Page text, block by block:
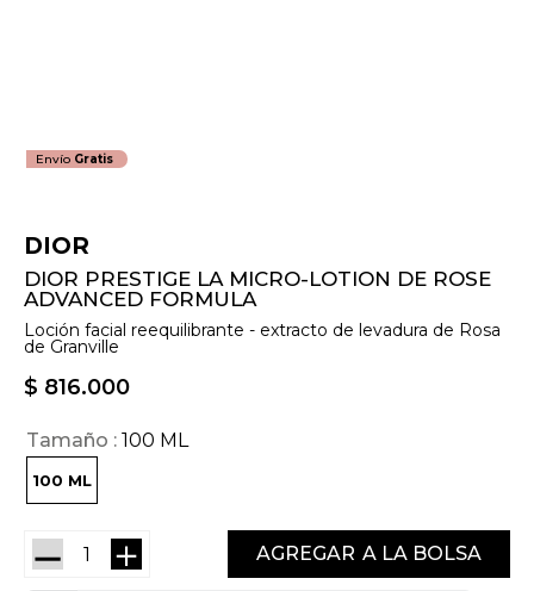
Envío Gratis
DIOR
DIOR PRESTIGE LA MICRO-LOTION DE ROSE
ADVANCED FORMULA
Loción facial reequilibrante - extracto de levadura de Rosa
de Granville
$ 816.000
Tamaño 100 ML
100 ML
＋
－ AGREGAR